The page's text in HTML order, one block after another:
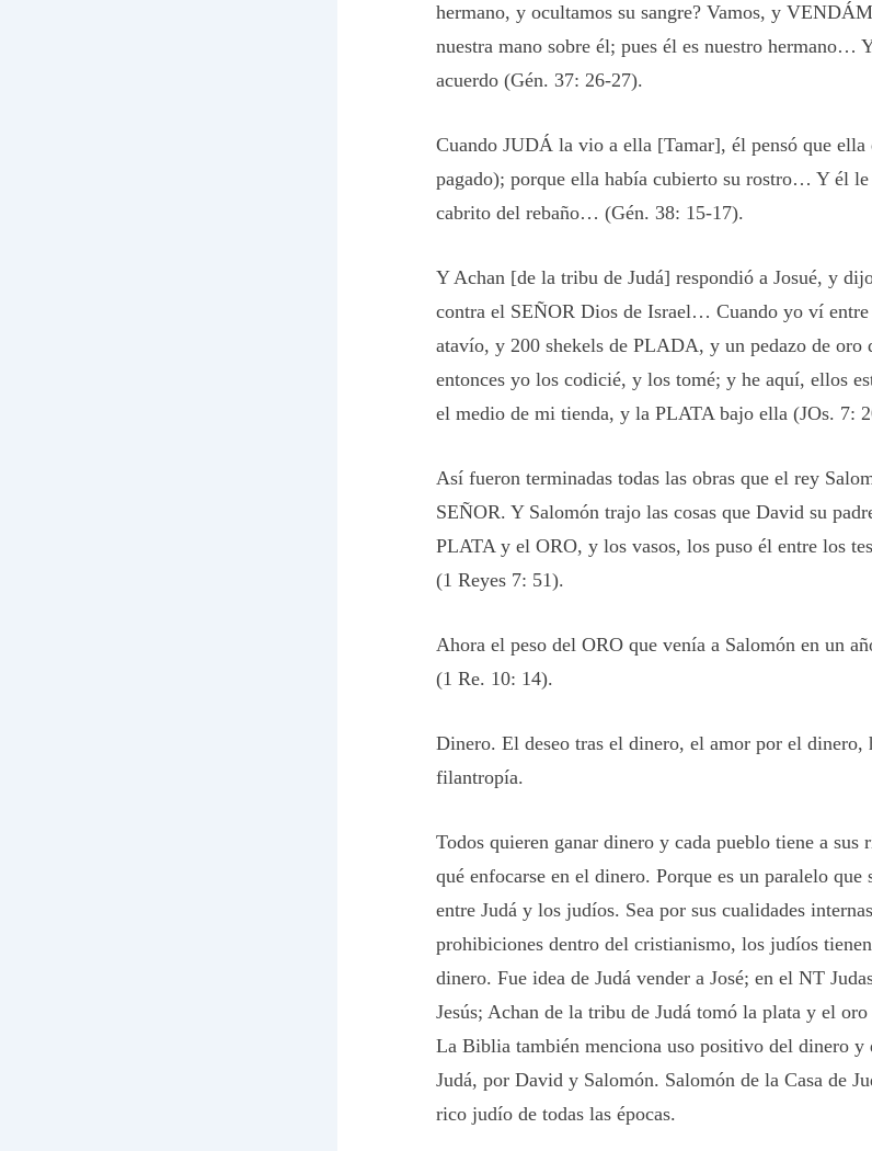
hermano, y ocultamos su sangre? Vamos, y
nuestra mano sobre él; pues él es nuestro hermano…
acuerdo (Gén. 37: 26-27).
Cuando JUDÁ la vio a ella [Tamar], él pensó que
pagado); porque ella había cubierto su rostro… Y él
cabrito del rebaño… (Gén. 38: 15-17).
Y Achan [de la tribu de Judá] respondió a Josué, y
contra el SEÑOR Dios de Israel… Cuando yo ví
atavío, y 200 shekels de PLADA, y un pedazo de oro
entonces yo los codicié, y los tomé; y he aquí, ellos
el medio de mi tienda, y la PLATA bajo ella (JOs. 7:
Así fueron terminadas todas las obras que el rey
SEÑOR. Y Salomón trajo las cosas que David su
PLATA y el ORO, y los vasos, los puso él entre los
(1 Reyes 7: 51).
Ahora el peso del ORO que venía a Salomón en un
(1 Re. 10: 14).
Dinero. El deseo tras el dinero, el amor por el dinero,
filantropía.
Todos quieren ganar dinero y cada pueblo tiene a sus
qué enfocarse en el dinero. Porque es un paralelo que
entre Judá y los judíos. Sea por sus cualidades
prohibiciones dentro del cristianismo, los judíos
dinero. Fue idea de Judá vender a José; en el NT
Jesús; Achan de la tribu de Judá tomó la plata y el
La Biblia también menciona uso positivo del dinero y
Judá, por David y Salomón. Salomón de la Casa de
rico judío de todas las épocas.